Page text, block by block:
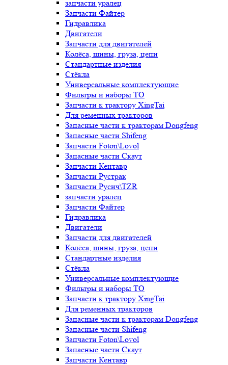
запчасти уралец
Запчасти Файтер
Гидравлика
Двигатели
Запчасти для двигателей
Колёса, шины, груза, цепи
Стандартные изделия
Стёкла
Универсальные комплектующие
Фильтры и наборы ТО
Запчасти к трактору XingTai
Для ременных тракторов
Запасные части к тракторам Dongfeng
Запасные части Shifeng
Запчасти Foton\Lovol
Запасные части Скаут
Запчасти Кентавр
Запчасти Рустрак
Запчасти Русич\TZR
запчасти уралец
Запчасти Файтер
Гидравлика
Двигатели
Запчасти для двигателей
Колёса, шины, груза, цепи
Стандартные изделия
Стёкла
Универсальные комплектующие
Фильтры и наборы ТО
Запчасти к трактору XingTai
Для ременных тракторов
Запасные части к тракторам Dongfeng
Запасные части Shifeng
Запчасти Foton\Lovol
Запасные части Скаут
Запчасти Кентавр